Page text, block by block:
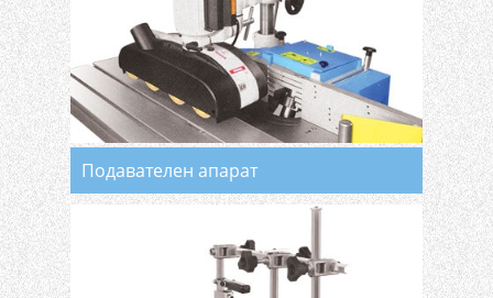
Подавателен апарат